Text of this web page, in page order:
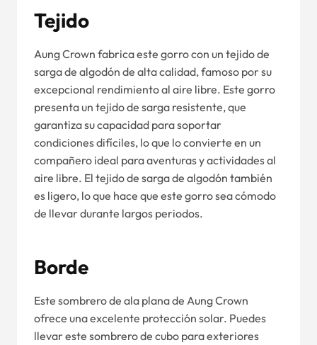
Tejido
Aung Crown fabrica este gorro con un tejido de
sarga de algodón de alta calidad, famoso por su
excepcional rendimiento al aire libre. Este gorro
presenta un tejido de sarga resistente, que
garantiza su capacidad para soportar
condiciones difíciles, lo que lo convierte en un
compañero ideal para aventuras y actividades al
aire libre. El tejido de sarga de algodón también
es ligero, lo que hace que este gorro sea cómodo
de llevar durante largos periodos.
Borde
Este sombrero de ala plana de Aung Crown
ofrece una excelente protección solar. Puedes
llevar este sombrero de cubo para exteriores